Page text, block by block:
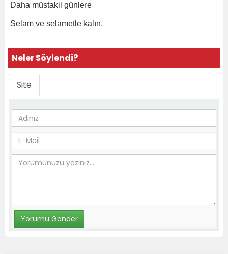
Daha müstakil günlere
Selam ve selametle kalın.
Neler Söylendi?
Site